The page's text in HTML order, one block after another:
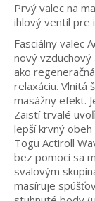
Prvý valec na
ihlový ventil pre
Fasciálny valec
nový
ako
relaxáciu. Vlnitá
masážny efekt.
Zaistí trvalé
lepší krvný
Togu Actiroll
bez pomoci sa
svalovým
masíruje